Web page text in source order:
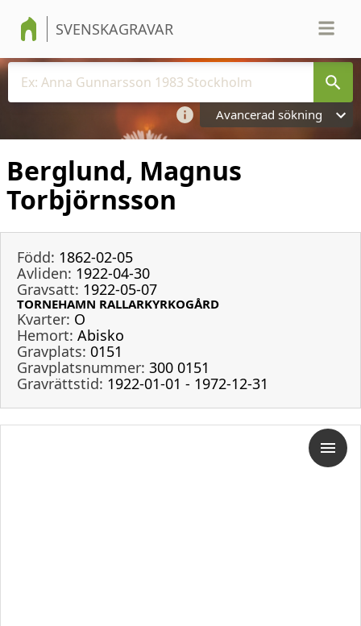
SVENSKAGRAVAR
Avancerad sökning
Berglund, Magnus
Torbjörnsson
Född: 1862-02-05
Avliden: 1922-04-30
Gravsatt: 1922-05-07
TORNEHAMN RALLARKYRKOGÅRD
Kvarter: O
Hemort: Abisko
Gravplats: 0151
Gravplatsnummer: 300 0151
Gravrättstid: 1922-01-01 - 1972-12-31